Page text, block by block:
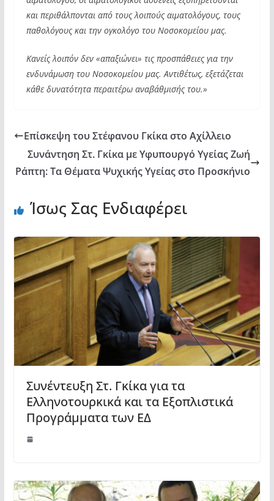
και περιθάλπονται από τους λοιπούς αιματολόγους, τους
παθολόγους και την ογκολόγο του Νοσοκομείου μας.
Κανείς λοιπόν δεν «απαξιώνει» τις προσπάθειες για την
ενδυνάμωση του Νοσοκομείου μας. Αντιθέτως, εξετάζεται
κάθε δυνατότητα περαιτέρω αναβάθμισής του.»
Επίσκεψη του Στέφανου Γκίκα στο Αχίλλειο
Συνάντηση Στ. Γκίκα με Υφυπουργό Υγείας Ζωή
Ράπτη: Τα Θέματα Ψυχικής Υγείας στο Προσκήνιο
Ίσως Σας Ενδιαφέρει
Συνέντευξη Στ. Γκίκα για τα
Ελληνοτουρκικά και τα Εξοπλιστικά
Προγράμματα των ΕΔ